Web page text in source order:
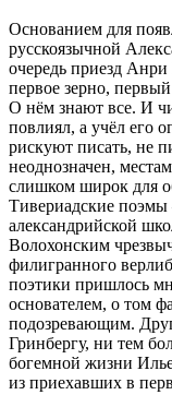
Основанием для
русскоязычной
очередь приезд
первое зерно,
О нём знают все. И
повлиял, а учёл его
рискуют писать, не
неоднозначен,
слишком широк для
Тивериадские поэмы
александрийской
Волохонским
филигранного
поэтики пришлось
основателем, о том
подозревающим.
Гринбергу, ни тем
богемной жизни
из приехавших в